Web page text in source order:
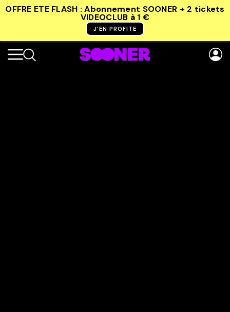
OFFRE ETE FLASH : Abonnement SOONER + 2 tickets
VIDEOCLUB à 1 €
J’EN PROFITE